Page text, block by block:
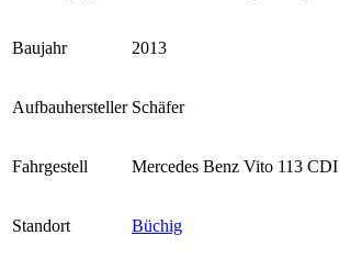
Baujahr 2013
Aufbauhersteller Schäfer
Fahrgestell Mercedes Benz Vito 113 CDI
Standort Büchig